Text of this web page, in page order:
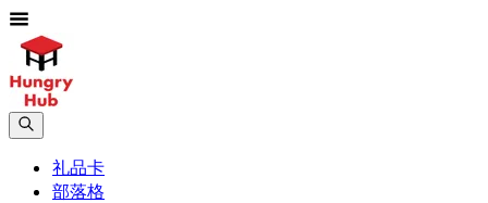
礼品卡
部落格